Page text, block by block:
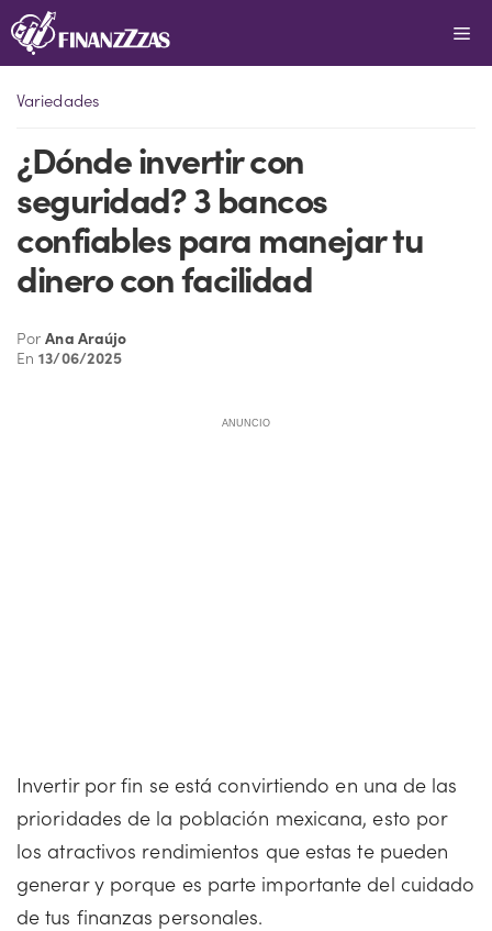
Saltar
al
Variedades
¿Dónde invertir con
seguridad? 3 bancos
confiables para manejar tu
dinero con facilidad
PorAna Araújo
En13/06/2025
ANUNCIO
Invertir por fin se está convirtiendo en una de las
prioridades de la población mexicana, esto por
los atractivos rendimientos que estas te pueden
generar y porque es parte importante del cuidado
de tus finanzas personales.